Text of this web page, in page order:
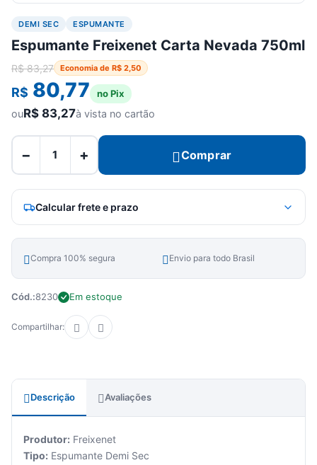
DEMI SEC ESPUMANTE
Espumante Freixenet Carta Nevada 750ml
R$83,27 Economia de R$ 2,50
R$ 80,77 no Pix
ouR$ 83,27à vista no cartão
− + Comprar
Calcular frete e prazo
Compra 100% segura Envio para todo Brasil
Cód.:8230 Em estoque
Compartilhar:
Descrição Avaliações
Produtor: Freixenet
Tipo: Espumante Demi Sec